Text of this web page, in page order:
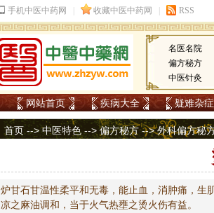
名医名院
偏方秘方
中医针灸
网站首页 疾病大全 疑难杂症
首页 -->中医特色 -->偏方秘方-->外科偏方秘
炉甘石甘温性柔平和无毒，能止血，消肿痛，生
凉之麻油调和，当于火气热壅之烫火伤有益。